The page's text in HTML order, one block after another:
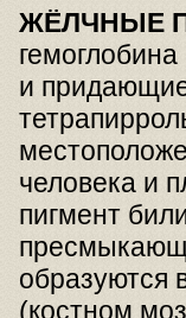
ЖЁЛЧНЫЕ
и
человека и
пигмент
образуются
(костном